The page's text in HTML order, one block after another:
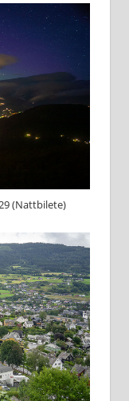
(Nattbilete)